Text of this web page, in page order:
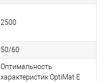
2500
50/60
Оптимальность
характеристик OptiMat E